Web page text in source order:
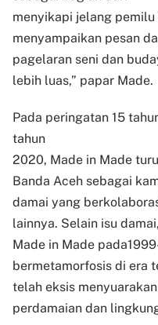
menyikapi jelang
menyampaikan pesan
pagelaran seni dan
lebih luas,” papar Made.
Pada peringatan 15
tahun
2020, Made in Made
Banda Aceh sebagai
damai yang
lainnya. Selain isu damai,
Made in Made
bermetamorfosis di era
telah eksis
perdamaian dan